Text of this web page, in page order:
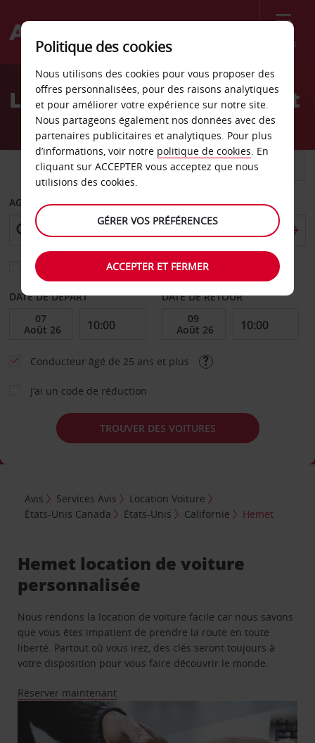
Menu
Welcome
AvisLocation de voiture Hemet
VOITURE UTILITAIRE
AGENCE DE DÉPART
Sélectionnez une autre agence de retour
DATE DE DÉPART DATE DE RETOUR
Conducteur âgé de 25 ans et plus
J’ai un code de réduction
TROUVER DES VOITURES
Avis Services Avis
Location Voiture
États-Unis Canada
États-Unis Californie Hemet
Hemet location de voiture
personnalisée
Nous rendons la location de voiture facile car nous savons
que vous êtes impatient de prendre la route en toute
liberté. Partout où vous irez, des clés seront toujours à
votre disposition pour vous faire découvrir le monde.
Réserver maintenant
Politique des cookies
Nous utilisons des cookies pour vous proposer des
offres personnalisées, pour des raisons analytiques
et pour améliorer votre expérience sur notre site.
Nous partageons également nos données avec des
partenaires publicitaires et analytiques. Pour plus
d’informations, voir notre politique de cookies. En
cliquant sur ACCEPTER vous acceptez que nous
utilisions des cookies.
GÉRER VOS PRÉFÉRENCES
ACCEPTER ET FERMER